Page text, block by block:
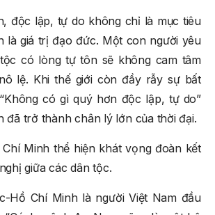
độc lập, tự do không chỉ là mục tiêu
là giá trị đạo đức. Một con người yêu
có lòng tự tôn sẽ không cam tâm
lệ. Khi thế giới còn đầy rẫy sự bất
có gì quý hơn độc lập, tự do”
đã trở thành chân lý lớn của thời đại.
Minh thể hiện khát vọng đoàn kết
giữa các dân tộc.
Hồ Chí Minh là người Việt Nam đầu